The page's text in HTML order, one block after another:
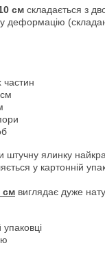
см складається з
деформацію
частин
штучну ялинку
у картонній
см виглядає дуже